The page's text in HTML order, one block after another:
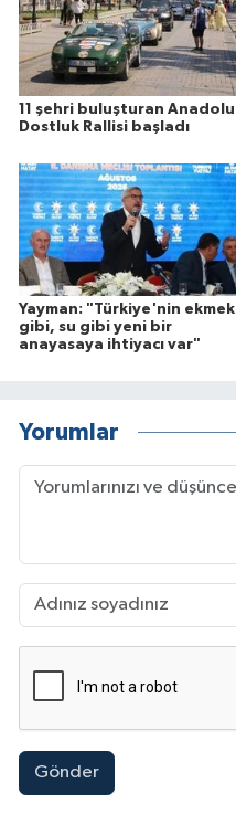
11 şehri buluşturan Anadolu
Dostluk Rallisi başladı
Yayman: "Türkiye'nin ekmek
gibi, su gibi yeni bir
anayasaya ihtiyacı var"
Yorumlar
Gönder